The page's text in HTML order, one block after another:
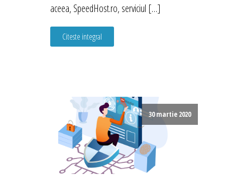
aceea, SpeedHost.ro, serviciul […]
Citeste integral
30 martie 2020